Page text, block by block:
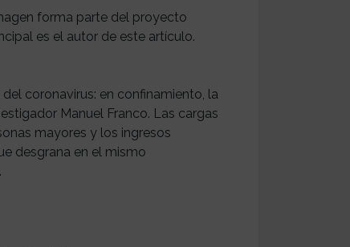
forma parte del proyecto
es el autor de este artículo.
coronavirus: en confinamiento, la
Manuel Franco. Las cargas
mayores y los ingresos
desgrana en el mismo